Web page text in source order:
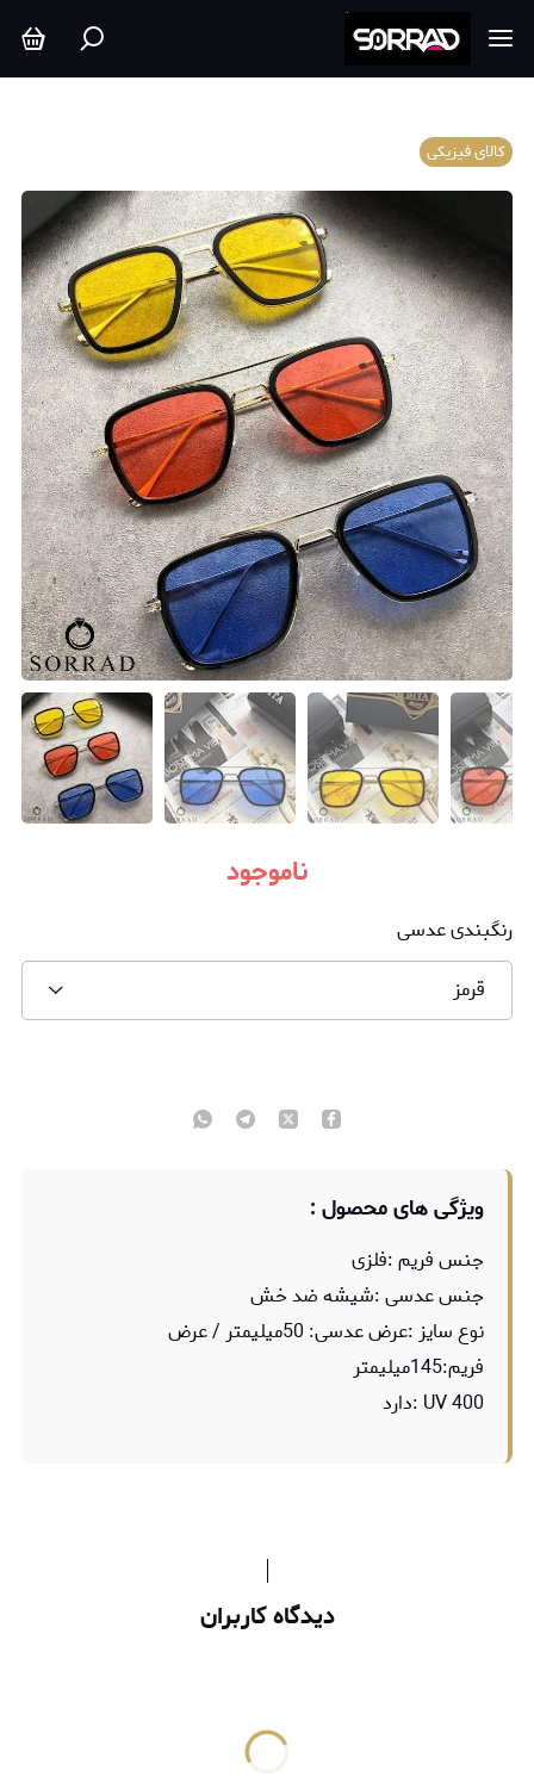
کالای فیزیکی
ناموجود
رنگبندی عدسی
قرمز
ویژگی های محصول :
جنس فریم :فلزی
جنس عدسی :شیشه ضد خش
نوع سایز :عرض عدسی: 50میلیمتر / عرض
فریم:145میلیمتر
UV 400 :دارد
دیدگاه کاربران